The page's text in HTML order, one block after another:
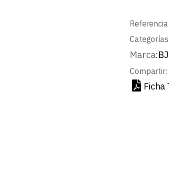
Referencia:
Marca:
Compartir:
Ficha